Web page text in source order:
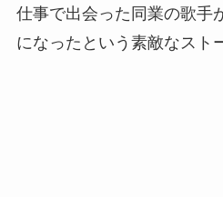
仕事で出会った同業の歌手
になったという素敵なスト